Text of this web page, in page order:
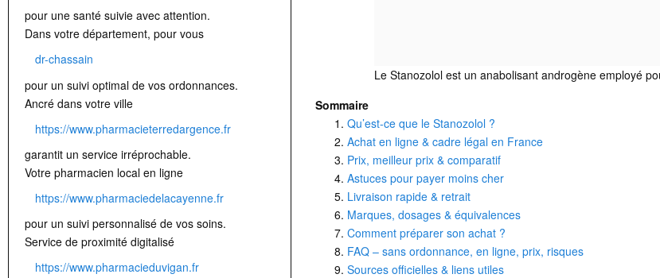
Le Stanozolol est un anabolisant androgène employé
Sommaire
Qu’est-ce que le Stanozolol ?
Achat en ligne & cadre légal en France
Prix, meilleur prix & comparatif
Astuces pour payer moins cher
Livraison rapide & retrait
Marques, dosages & équivalences
Comment préparer son achat ?
FAQ – sans ordonnance, en ligne, prix, risques
Sources officielles & liens utiles
pour une santé suivie avec attention.
Dans votre département, pour vous
dr-chassain
pour un suivi optimal de vos ordonnances.
Ancré dans votre ville
https://www.pharmacieterredargence.fr
garantit un service irréprochable.
Votre pharmacien local en ligne
https://www.pharmaciedelacayenne.fr
pour un suivi personnalisé de vos soins.
Service de proximité digitalisé
https://www.pharmacieduvigan.fr